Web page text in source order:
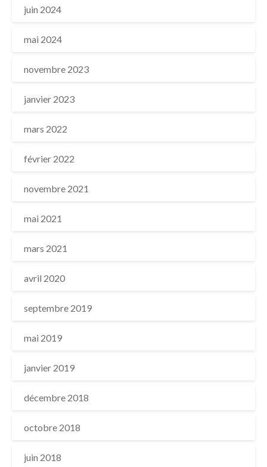
juin 2024
mai 2024
novembre 2023
janvier 2023
mars 2022
février 2022
novembre 2021
mai 2021
mars 2021
avril 2020
septembre 2019
mai 2019
janvier 2019
décembre 2018
octobre 2018
juin 2018